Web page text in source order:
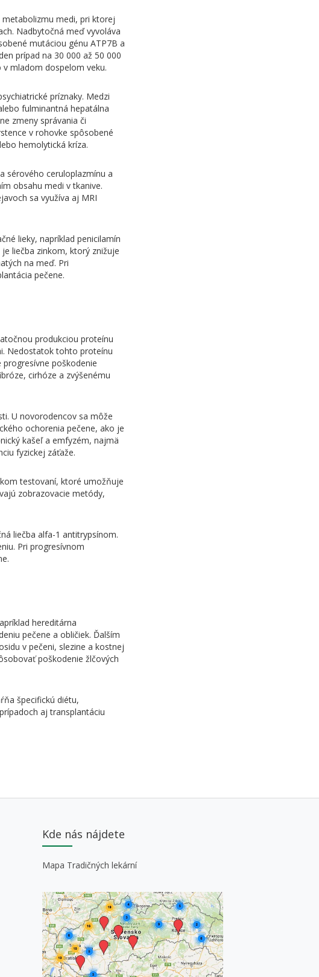
medi, pri ktorej
Nadbytočná meď vyvoláva
mutáciou génu ATP7B a
prípad na 30 000 až 50 000
v mladom dospelom veku.
príznaky. Medzi
fulminantná hepatálna
zmeny správania či
v rohovke spôsobené
hemolytická kríza.
sérového ceruloplazmínu a
obsahu medi v tkanive.
sa využíva aj MRI
lieky, napríklad penicilamín
liečba zinkom, ktorý znižuje
na meď. Pri
pečene.
produkciou proteínu
Nedostatok tohto proteínu
poškodenie
cirhóze a zvýšenému
U novorodencov sa môže
ochorenia pečene, ako je
kašeľ a emfyzém, najmä
fyzickej záťaže.
testovaní, ktoré umožňuje
zobrazovacie metódy,
liečba alfa-1 antitrypsínom.
Pri progresívnom
hereditárna
pečene a obličiek. Ďalším
v pečeni, slezine a kostnej
poškodenie žlčových
špecifickú diétu,
aj transplantáciu
Kde nás nájdete
Mapa Tradičných lekární